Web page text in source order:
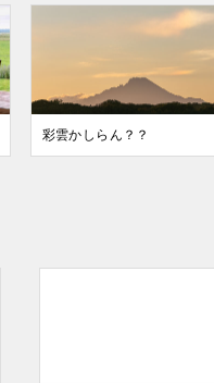
彩雲かしらん？？